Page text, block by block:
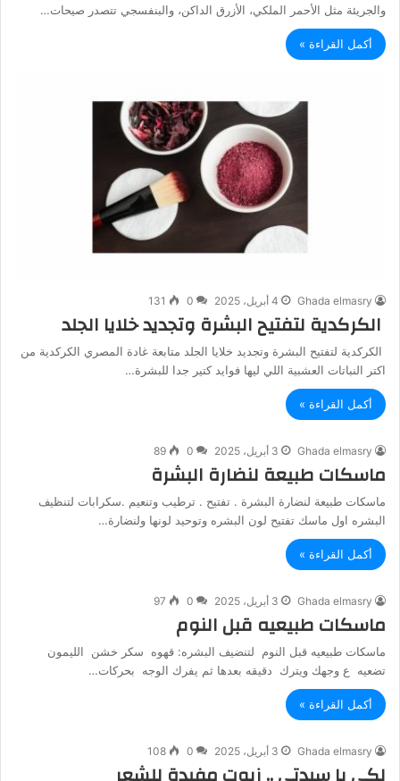
والجريئة مثل الأحمر الملكي، الأزرق الداكن، والبنفسجي تتصدر صيحات…
أكمل القراءة »
Ghada elmasry 4 أبريل، 2025 0
131
الكركدية لتفتيح البشرة وتجديد خلايا الجلد
الكركدية لتفتيح البشرة وتجديد خلايا الجلد متابعة غادة المصري الكركدية من
اكتر النباتات العشبية اللي ليها فوايد كتير جدا للبشرة…
أكمل القراءة »
Ghada elmasry 3 أبريل، 2025 0
89
ماسكات طبيعة لنضارة البشرة
ماسكات طبيعة لنضارة البشرة . تفتيح . ترطيب وتنعيم .سكرابات لتنظيف
البشره اول ماسك تفتيح لون البشره وتوحيد لونها ولنضارة…
أكمل القراءة »
Ghada elmasry 3 أبريل، 2025 0
97
ماسكات طبيعيه قبل النوم
ماسكات طبيعيه قبل النوم لتنضيف البشره: قهوه سكر خشن الليمون
تضعيه ع وجهك ويترك دقيقه بعدها ثم يفرك الوجه بحركات…
أكمل القراءة »
Ghada elmasry 3 أبريل، 2025 0
108